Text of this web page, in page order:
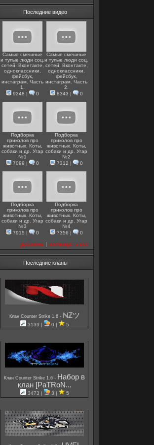
Последние видео
Самые смешные
и тупые люди соц.
сетей. Вконтакте,
одноклассники,
фейсбук,
инстаграм. Часть
1.
9248 | 0
Самые смешные
и тупые люди соц.
сетей. Вконтакте,
одноклассники,
фейсбук,
инстаграм. Часть
2.
8343 | 0
Подборка
приколов про
животных. Коты,
собаки и др. Угар
№1
7099 | 0
Подборка
приколов про
животных. Коты,
собаки и др. Угар
№2
7312 | 0
Подборка
приколов про
животных. Коты,
собаки и др. Угар
№3
7915 | 0
Подборка
приколов про
животных. Коты,
собаки и др. Угар
№4
7356 | 0
добавить | посмотреть все
Последние кланы
Клан Counter Strike 1.6 - ℕℤツ
3139 | 0 | 5
Клан Counter Strike 1.6 - Набор в
клан [PaTRoN...
3473 | 3 | 5